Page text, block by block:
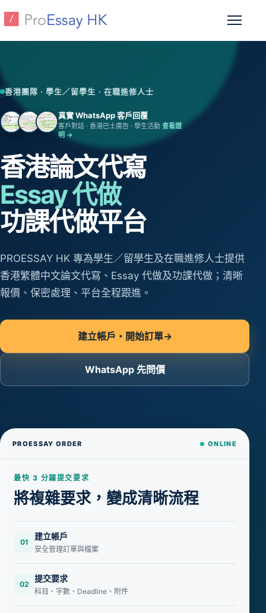
香港團隊 · 學生／留學生 · 在職進修人士
真實 WhatsApp 客戶回覆
客戶對話 · 香港巴士廣告 · 學生活動 查看證
明 →
香港論文代寫
Essay 代做
功課代做平台
PROESSAY HK 專為學生／留學生及在職進修人士提供
香港繁體中文論文代寫、Essay 代做及功課代做；清晰
報價、保密處理、平台全程跟進。
建立帳戶・開始訂單→
WhatsApp 先問價
PROESSAY ORDER ONLINE
最快 3 分鐘提交要求
將複雜要求，變成清晰流程
01
建立帳戶
安全管理訂單與檔案
02
提交要求
科目、字數、Deadline、附件